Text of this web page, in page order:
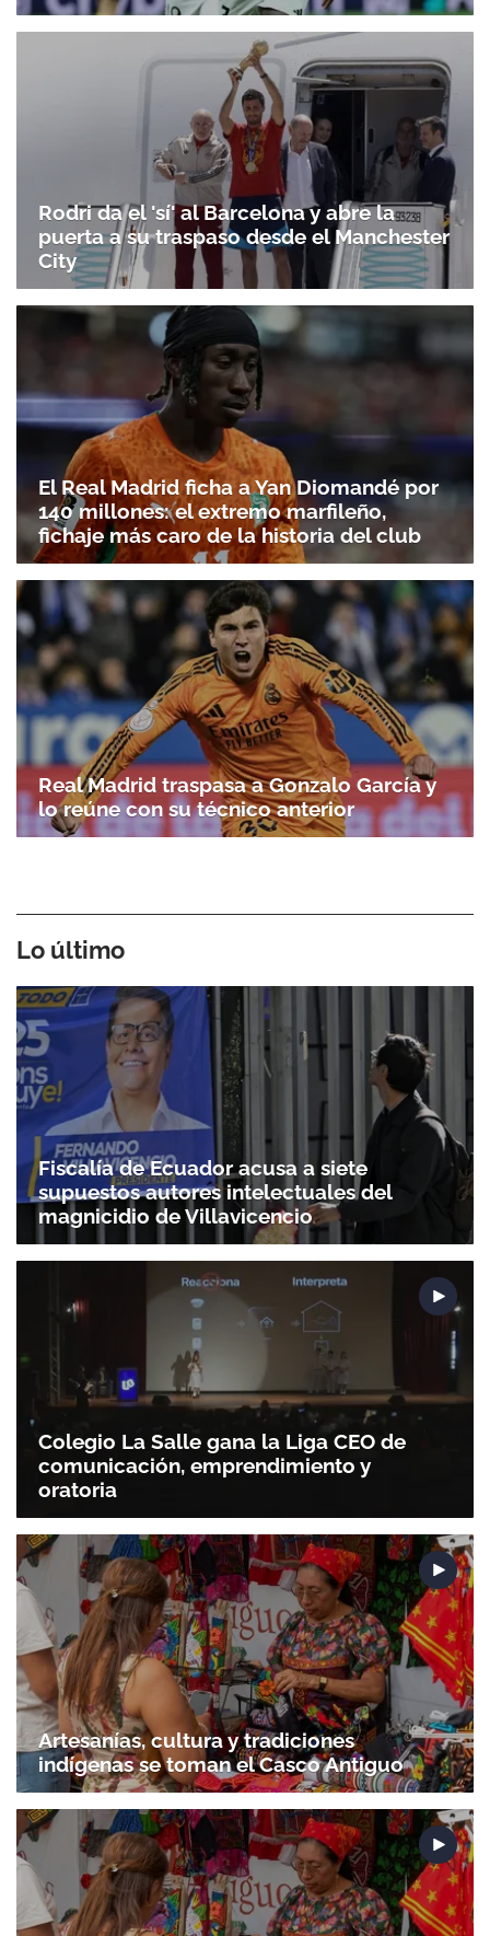
Rodri da el 'sí' al Barcelona y abre la
puerta a su traspaso desde el Manchester
City
El Real Madrid ficha a Yan Diomandé por
140 millones: el extremo marfileño,
fichaje más caro de la historia del club
Real Madrid traspasa a Gonzalo García y
lo reúne con su técnico anterior
Lo último
Fiscalía de Ecuador acusa a siete
supuestos autores intelectuales del
magnicidio de Villavicencio
Colegio La Salle gana la Liga CEO de
comunicación, emprendimiento y
oratoria
Artesanías, cultura y tradiciones
indígenas se toman el Casco Antiguo